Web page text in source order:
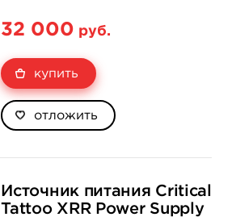
32 000 руб.
купить
отложить
Источник питания Critical
Tattoo XRR Power Supply